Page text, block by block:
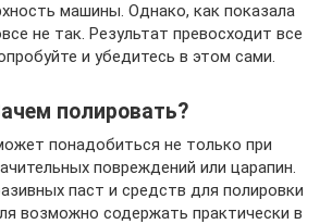
машины. Однако, как показала
не так. Результат превосходит все
и убедитесь в этом сами.
полировать?
понадобиться не только при
повреждений или царапин.
паст и средств для полировки
возможно содержать практически в